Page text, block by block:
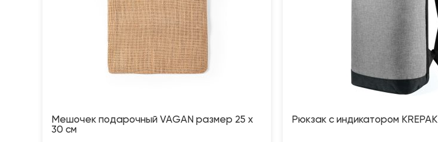
Мешочек подарочный VAGAN размер 25 х
30 см
Рюкзак с индикатором KREPAK